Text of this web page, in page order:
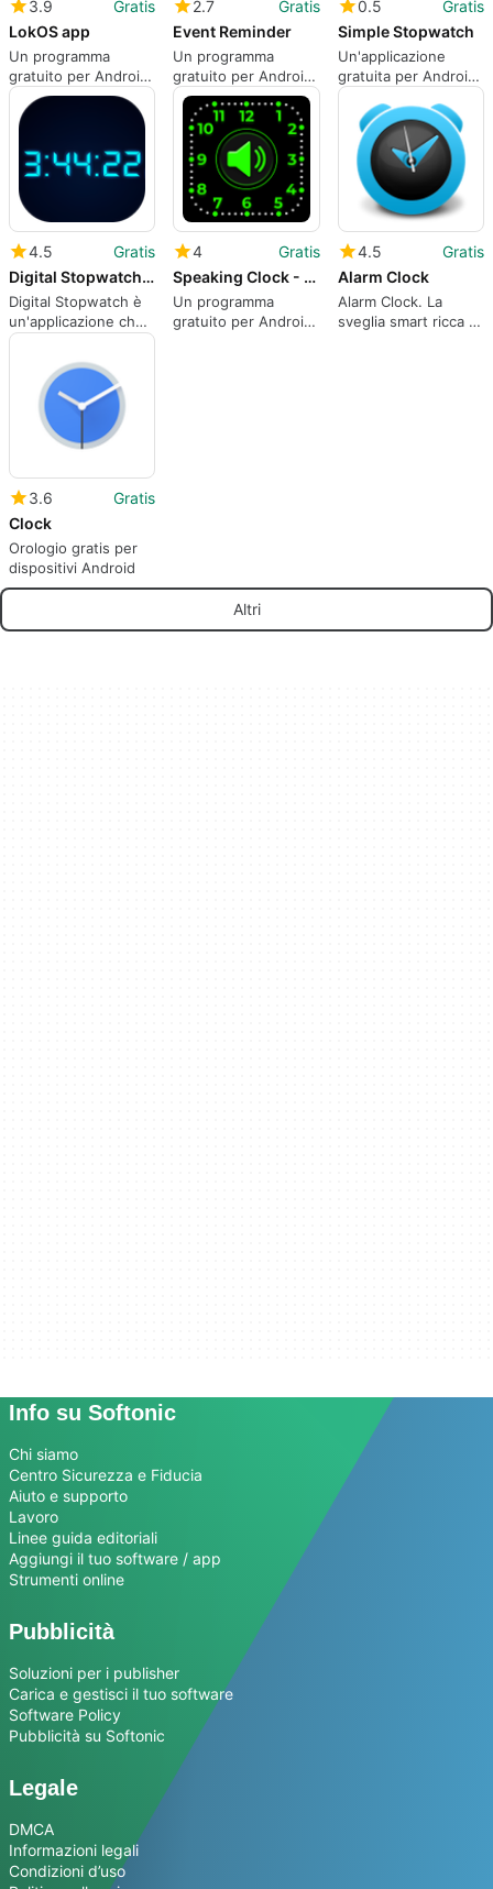
3.9
Gratis
LokOS app
Un programma
gratuito per Android,
di NRLM-MoRD.
2.7
Gratis
Event Reminder
Un programma
gratuito per Android,
di PlayerApps.
0.5
Gratis
Simple Stopwatch
Un'applicazione
gratuita per Android,
realizzata da L.droid.
4.5
Gratis
Digital Stopwatch & Countdown
Digital Stopwatch è
un'applicazione che
fornisce un
cronometro digitale
e un timer per il
conto alla rovescia.
4
Gratis
Speaking Clock - Talking Clock
Un programma
gratuito per Android,
4.5
Gratis
Alarm Clock
Alarm Clock. La
sveglia smart ricca di
3.6
Gratis
Clock
Orologio gratis per
dispositivi Android
Altri
Info su Softonic
Chi siamo
Centro Sicurezza e Fiducia
Aiuto e supporto
Lavoro
Linee guida editoriali
Aggiungi il tuo software / app
Strumenti online
Pubblicità
Soluzioni per i publisher
Carica e gestisci il tuo software
Software Policy
Pubblicità su Softonic
Legale
DMCA
Informazioni legali
Condizioni d’uso